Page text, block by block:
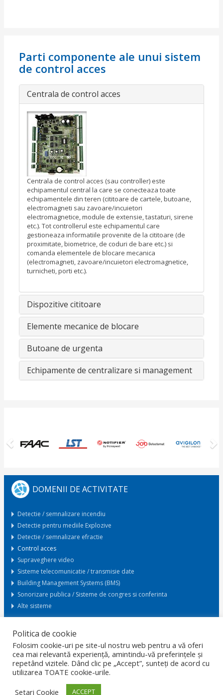
Parti componente ale unui sistem
de control acces
Centrala de control acces
Centrala de control acces (sau controller) este
echipamentul central la care se conecteaza toate
echipamentele din teren (cititoare de cartele, butoane,
electromagneti sau zavoare/incuietori
electromagnetice, module de extensie, tastaturi, sirene
etc.). Tot controllerul este echipamentul care
gestioneaza informatiile provenite de la cititoare (de
proximitate, biometrice, de coduri de bare etc.) si
comanda elementele de blocare mecanica
(electromagneti, zavoare/incuietori electromagnetice,
turnicheti, porti etc.).
Dispozitive cititoare
Elemente mecanice de blocare
Butoane de urgenta
Echipamente de centralizare si management
DOMENII DE ACTIVITATE
Detectie / semnalizare incendiu
Detectie pentru mediile Explozive
Detectie / semnalizare efractie
Control acces
Supraveghere video
Sisteme telecomunicatie / transmisie date
Building Management Systems (BMS)
Sonorizare publica / Sisteme de congres si conferinta
Alte sisteme
ACASA GDPR PROTECTIA DATELOR
CARIERE
CONFIDENTIALITATE
CERTIFICARI
SOLUTII LA CHEIE
Politica de cookie
Folosim cookie-uri pe site-ul nostru web pentru a vă oferi
cea mai relevantă experiență, amintindu-vă preferințele și
repetând vizitele. Dând clic pe „Accept”, sunteți de acord cu
utilizarea TOATE cookie-urile.
Setari Cookie
ACCEPT